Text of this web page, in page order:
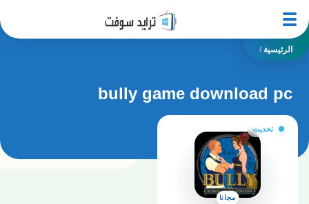
الرئيسية /
bully game download pc
تحديث
مجانا